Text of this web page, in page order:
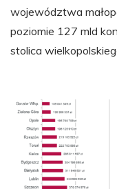
województwa
poziomie 127 mld
stolica